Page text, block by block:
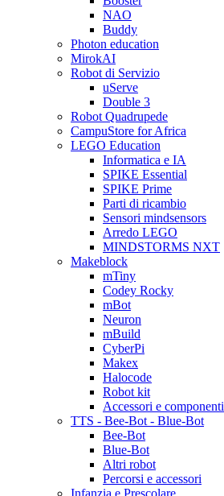
NAO
Buddy
Photon education
MirokAI
Robot di Servizio
uServe
Double 3
Robot Quadrupede
CampuStore for Africa
LEGO Education
Informatica e IA
SPIKE Essential
SPIKE Prime
Parti di ricambio
Sensori mindsensors
Arredo LEGO
MINDSTORMS NXT
Makeblock
mTiny
Codey Rocky
mBot
Neuron
mBuild
CyberPi
Makex
Halocode
Robot kit
Accessori e componenti
TTS - Bee-Bot - Blue-Bot
Bee-Bot
Blue-Bot
Altri robot
Percorsi e accessori
Infanzia e Prescolare